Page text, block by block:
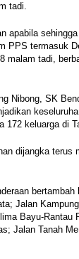
tadi.
apabila
PPS termasuk
malam tadi,
Nibong, SK
172 keluarga di
dijangka terus
Jalan
Bayu-Rantau
Jalan Tanah